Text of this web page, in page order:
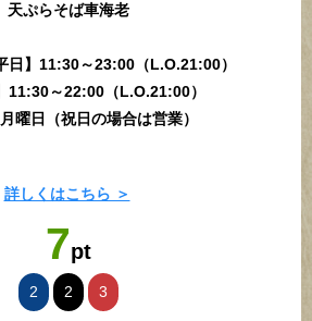
7pt
2 2 3
天ぷらそば車海老
日】11:30～23:00（L.O.21:00）
11:30～22:00（L.O.21:00）
曜日（祝日の場合は営業）
詳しくはこちら ＞